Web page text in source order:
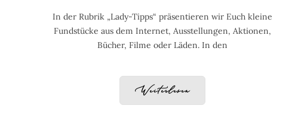
In der Rubrik „Lady-Tipps“ präsentieren wir Euch kleine
Fundstücke aus dem Internet, Ausstellungen, Aktionen,
Bücher, Filme oder Läden. In den
Weiterlesen